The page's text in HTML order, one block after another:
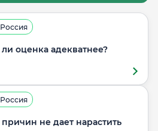
оценка адекватнее?
не дает нарастить